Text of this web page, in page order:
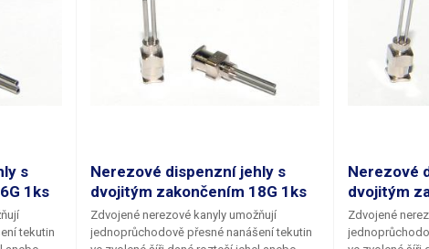
s
1ks
tekutin
Nerezové dispenzní jehly s
dvojitým zakončením 18G 1ks
Zdvojené nerezové kanyly umožňují
jednoprůchodově přesné nanášení tekutin
Nerezové
dvojitým
Zdvojené